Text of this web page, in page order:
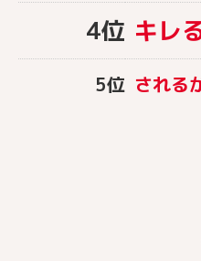
4位 キレ
5位 される